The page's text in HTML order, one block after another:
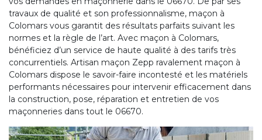
travaux de qualité et son professionnalisme, maçon à
Colomars vous garantit des résultats parfaits suivant les
normes et la règle de l’art. Avec maçon à Colomars,
bénéficiez d’un service de haute qualité à des tarifs très
concurrentiels. Artisan maçon Zepp ravalement maçon à
Colomars dispose le savoir-faire incontesté et les matériels
performants nécessaires pour intervenir efficacement dans
la construction, pose, réparation et entretien de vos
maçonneries dans tout le 06670.